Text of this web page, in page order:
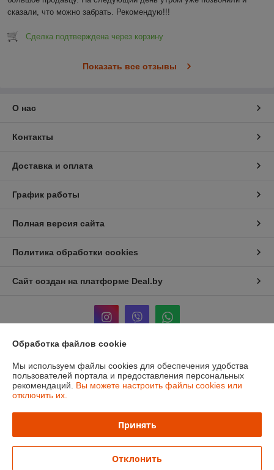
сказали, что можно забрать. Рекомендую!!!
Сделка подтверждена через корзину
Показать все отзывы
О нас
Контакты
Доставка и оплата
График работы
Полная версия сайта
Политика обработки cookies
Сайт создан на платформе Deal.by
Информация для покупателя
Юридическое лицо:ЧТУП «Мечты Киры»
220024, г. Минск, ул. Асаналиева, д.42
Регистрационный номер ЕГР: 191512959
Регистрационный орган: Минский городской исполнительный комитет
Обработка файлов cookie
Мы используем файлы cookies для обеспечения удобства
пользователей портала и предоставления персональных
рекомендаций. Вы можете настроить файлы cookies или
отключить их.
Принять
Отклонить